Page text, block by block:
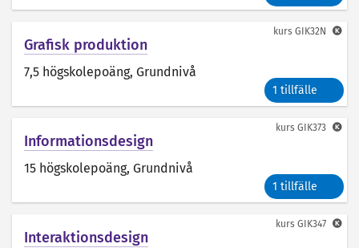
Grafisk produktion
7,5 högskolepoäng, Grundnivå
1 tillfälle
kurs GIK32N
Informationsdesign
15 högskolepoäng, Grundnivå
1 tillfälle
kurs GIK373
Interaktionsdesign
kurs GIK347